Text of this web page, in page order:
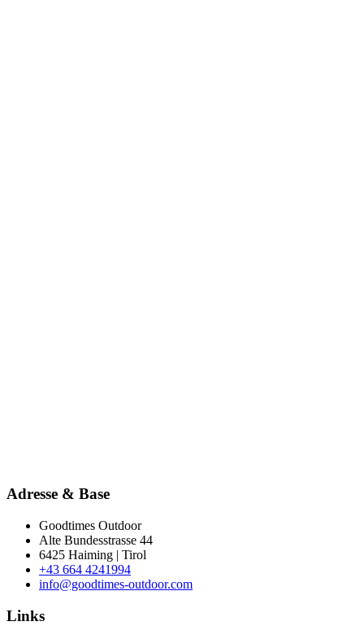
Adresse & Base
Goodtimes Outdoor
Alte Bundesstrasse 44
6425 Haiming | Tirol
+43 664 4241994
info@goodtimes-outdoor.com
Links